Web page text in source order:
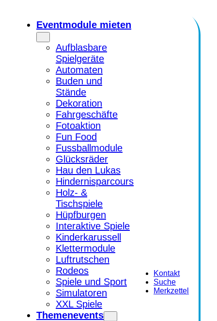
Eventmodule mieten
Aufblasbare
Spielgeräte
Automaten
Buden und
Stände
Dekoration
Fahrgeschäfte
Fotoaktion
Fun Food
Fussballmodule
Glücksräder
Hau den Lukas
Hindernisparcours
Holz- &
Tischspiele
Hüpfburgen
Interaktive Spiele
Kinderkarussell
Klettermodule
Luftrutschen
Rodeos
Spiele und Sport
Simulatoren
XXL Spiele
Themenevents
Kontakt
Suche
Merkzettel